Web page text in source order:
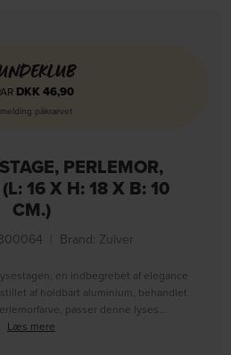
DKK 46,90
påkrævet
PERLEMOR,
16 X H: 18 X B: 10
CM.)
Brand: Zuiver
en indbegrebet af elegance
af holdbart aluminium, behandlet
passer denne lyses…
Læs mere